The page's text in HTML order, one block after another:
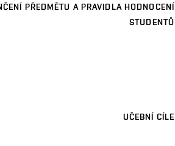
PŘEDMĚTU A PRAVIDLA HODNOCENÍ
STUDENTŮ
UČEBNÍ CÍLE